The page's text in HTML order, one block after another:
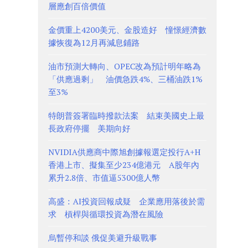
層應創百倍價值
金價重上4200美元、金股造好 憧憬經濟數
據恢復為12月再減息鋪路
油市預測大轉向、OPEC改為預計明年略為
「供應過剩」 油價急跌4%、三桶油跌1%
至3%
特朗普簽署臨時撥款法案 結束美國史上最
長政府停擺 美期向好
NVIDIA供應商中際旭創據報選定投行A+H
香港上市、擬集至少234億港元 A股年內
累升2.8倍、市值逼5300億人幣
高盛：AI投資回報成疑 企業應用落後於需
求 槓桿與循環投資為潛在風險
烏暫停和談 俄促美避升級戰事